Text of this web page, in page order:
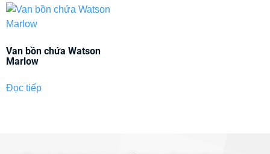
Van bồn chứa Watson
Marlow
Đọc tiếp